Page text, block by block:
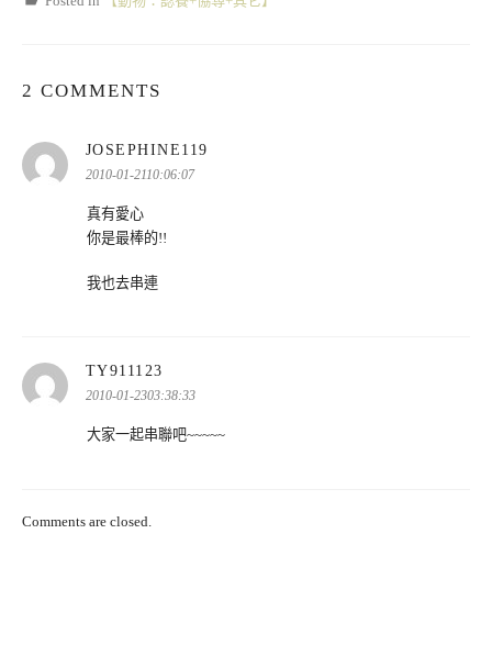
2 COMMENTS
JOSEPHINE119
2010-01-2110:06:07
真有愛心
你是最棒的!!
我也去串連
TY911123
示:
2010-01-2303:38:33
大家一起串聯吧~~~~~
Comments are closed.